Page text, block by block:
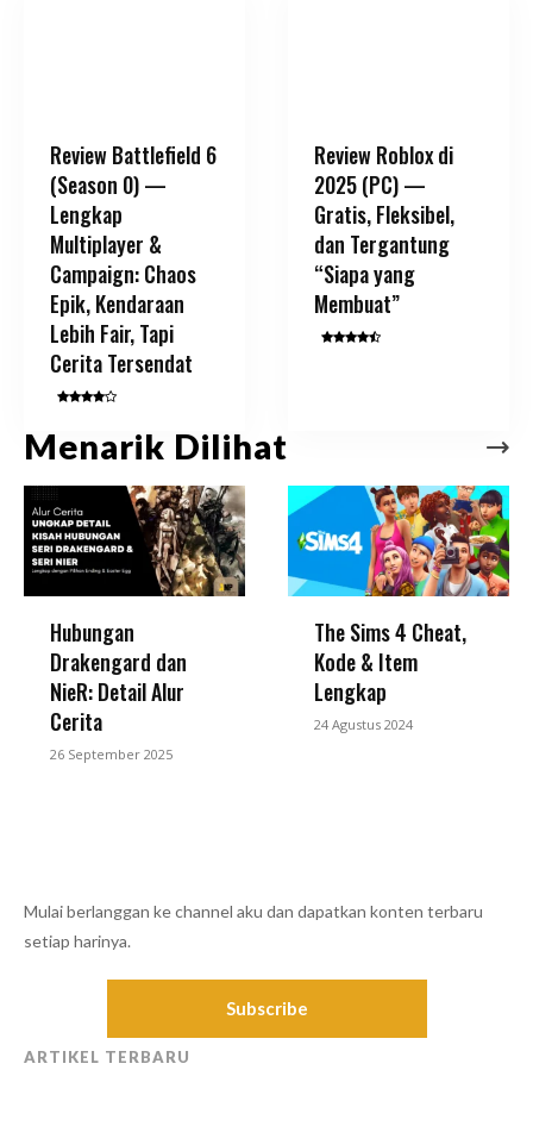
Review Battlefield 6
(Season 0) —
Lengkap
Multiplayer &
Campaign: Chaos
Epik, Kendaraan
Lebih Fair, Tapi
Cerita Tersendat
Review Roblox di
2025 (PC) —
Gratis, Fleksibel,
dan Tergantung
“Siapa yang
Membuat”
Menarik Dilihat
Hubungan
Drakengard dan
NieR: Detail Alur
Cerita
26 September 2025
The Sims 4 Cheat,
Kode & Item
Lengkap
24 Agustus 2024
Mulai berlanggan ke channel aku dan dapatkan konten terbaru
setiap harinya.
Subscribe
ARTIKEL TERBARU